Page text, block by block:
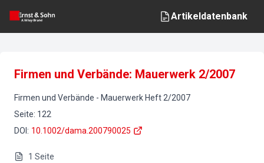
Artikeldatenbank
Firmen und Verbände: Mauerwerk 2/2007
Firmen und Verbände - Mauerwerk Heft 2/2007
Seite: 122
DOI : 10.1002/dama.200790025
1 Seite